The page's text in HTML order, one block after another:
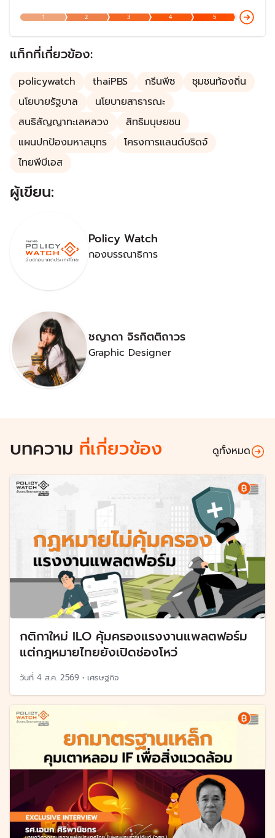
ประเทศ
1 2 3 4 5
แท็กที่เกี่ยวข้อง:
policywatch thaiPBS กรีนพีซ
ชุมชนท้องถิ่น
นโยบายรัฐบาล
นโยบายสาธารณะ
สนธิสัญญาทะเลหลวง
สิทธิมนุษยชน
แผนปกป้องมหาสมุทร
โครงการแลนด์บริดจ์
ไทยพีบีเอส
ผู้เขียน:
Policy Watch
กองบรรณาธิการ
ชญาดา จิรกิตติถาวร
Graphic Designer
บทความ ที่เกี่ยวข้อง ดูทั้งหมด
กติกาใหม่ ILO คุ้มครองแรงงานแพลตฟอร์ม
แต่กฎหมายไทยยังเปิดช่องโหว่
วันที่ 4 ส.ค. 2569 • เศรษฐกิจ